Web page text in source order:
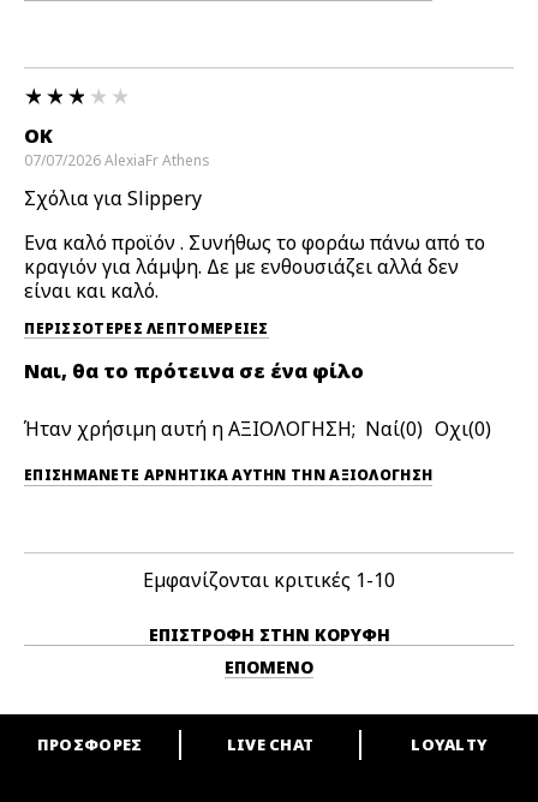
OK
07/07/2026AlexiaFrAthens
Σχόλια για Slippery
Ενα καλό προϊόν . Συνήθως το φοράω πάνω από το
κραγιόν για λάμψη. Δε με ενθουσιάζει αλλά δεν
είναι και καλό.
ΠΕΡΙΣΣΌΤΕΡΕΣ ΛΕΠΤΟΜΈΡΕΙΕΣ
Ναι, θα το πρότεινα σε ένα φίλο
Ήταν χρήσιμη αυτή η ΑΞΙΟΛΟΓΗΣΗ; 0 0
ΕΠΙΣΗΜΆΝΕΤΕ ΑΡΝΗΤΙΚΆ ΑΥΤΉΝ ΤΗΝ ΑΞΙΟΛΟΓΗΣΗ
Εμφανίζονται κριτικές 1-10
ΕΠΙΣΤΡΟΦΉ ΣΤΗΝ ΚΟΡΥΦΉ
ΕΠΌΜΕΝΟ
ARE YOU A M·A·C LOVER?
ΠΡΟΣΦΟΡΕΣ LIVE CHAT LOYALTY